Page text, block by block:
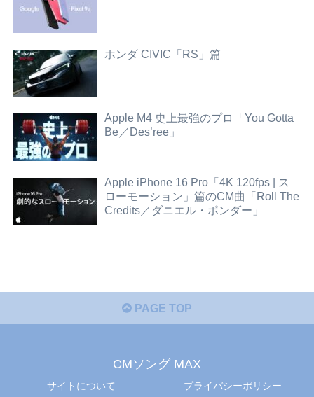
ホンダ CIVIC「RS」篇
Apple M4 史上最強のプロ「You Gotta
Be／Des’ree」
Apple iPhone 16 Pro「4K 120fps | ス
ローモーション」篇のCM曲「Roll The
Credits／ダニエル・ポンダー」
PAGE TOP
CMソング MAX
サイトについて プライバシーポリシー